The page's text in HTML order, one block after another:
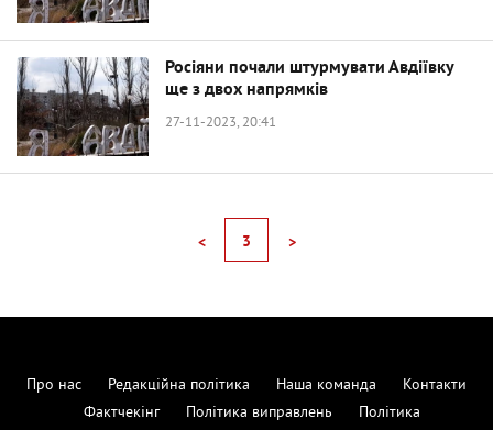
Росіяни почали штурмувати Авдіївку
ще з двох напрямків
27-11-2023, 20:41
< 3 >
Про нас Редакційна політика Наша команда
Контакти
Фактчекінг
Політика виправлень
Політика